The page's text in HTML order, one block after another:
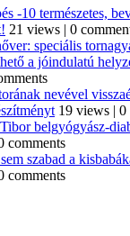
-10 természetes,
21 views | 0
speciális
a jóindulatú
nevével
19 views | 0
belgyógyász-
comments
szabad a
comments